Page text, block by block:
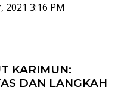
2021 3:16 PM
KARIMUN:
DAN LANGKAH